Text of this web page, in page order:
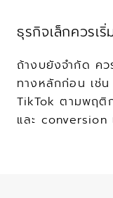
ธุรกิจเล็กควรเ
ถ้างบยังจำกัด คว
ทางหลักก่อน เช่
TikTok ตามพฤติ
และ conversion